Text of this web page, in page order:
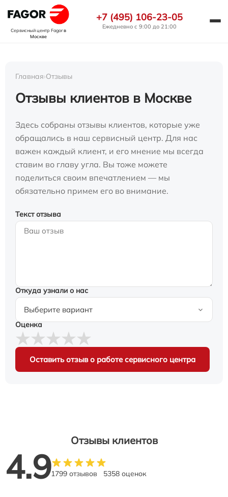
Сервисный центр Fagorв
Москве
+7 (495) 106-23-05
Ежедневно с 9:00 до 21:00
Главная›Отзывы
Отзывы клиентов в Москве
Здесь собраны отзывы клиентов, которые уже
обращались в наш сервисный центр. Для нас
важен каждый клиент, и его мнение мы всегда
ставим во главу угла. Вы тоже можете
поделиться своим впечатлением — мы
обязательно примем его во внимание.
Текст отзыва
Откуда узнали о нас
Оценка
Оставить отзыв о работе сервисного центра
Отзывы клиентов
4.91799 отзывов 5358 оценок